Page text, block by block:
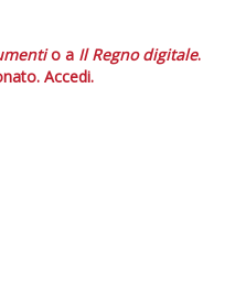
o a Il Regno digitale.
Accedi.